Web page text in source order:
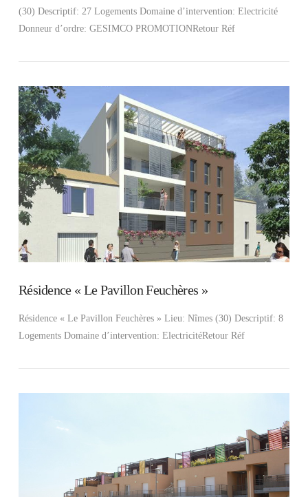
VIEW POST
(30) Descriptif: 27 Logements Domaine d’intervention: Electricité
Donneur d’ordre: GESIMCO PROMOTIONRetour Réf
Résidence « Le Pavillon Feuchères »
Résidence « Le Pavillon Feuchères » Lieu: Nîmes (30) Descriptif: 8
Logements Domaine d’intervention: ElectricitéRetour Réf